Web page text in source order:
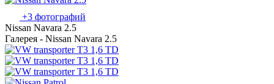
+3 фотографий
Nissan Navara 2.5
Галерея - Nissan Navara 2.5